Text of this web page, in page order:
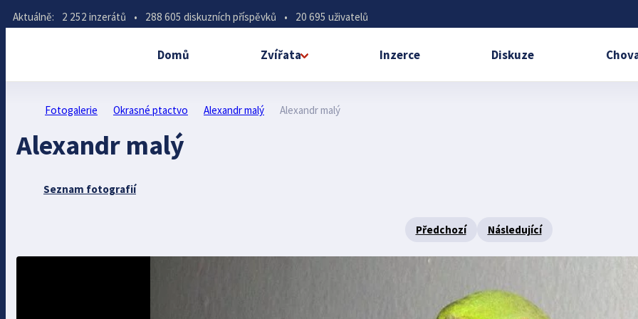
Aktuálně: 2 252 inzerátů • 288 605 diskuzních příspěvků • 20 695 uživatelů
Domů Zvířata Inzerce Diskuze
Fotogalerie Okrasné ptactvo Alexandr malý Alexandr malý
Alexandr malý
Seznam fotografií
Předchozí Následující